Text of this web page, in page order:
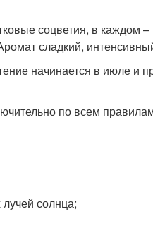
соцветия, в каждом
сладкий,
начинается в июле и
по всем
солнца;